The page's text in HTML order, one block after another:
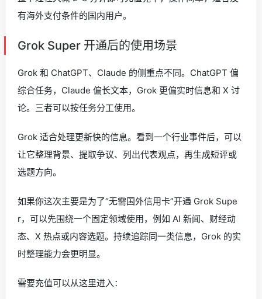
有海外支付条件的国内用户。
Grok Super 开通后的使用场景
Grok 和 ChatGPT、Claude 的侧重点不同。ChatGPT 偏
综合任务，Claude 偏长文本，Grok 更偏实时信息和 X 讨
论。三者可以按任务分工使用。
Grok 适合处理更新快的信息。看到一个行业事件后，可以
让它整理背景、提取争议、列出代表观点，再生成短评或
选题方向。
如果你这次主要是为了“无需国外信用卡”开通 Grok Supe
r，可以先围绕一个固定领域使用，例如 AI 新闻、财经动
态、X 热点或内容选题。持续追踪同一类信息，Grok 的实
时整理能力会更明显。
需要充值可以从这里进入：